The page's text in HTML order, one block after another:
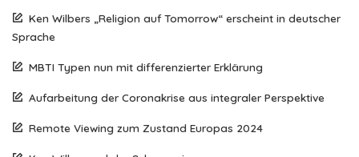
Ken Wilbers „Religion auf Tomorrow“ erscheint in deutscher
Sprache
MBTI Typen nun mit differenzierter Erklärung
Aufarbeitung der Coronakrise aus integraler Perspektive
Remote Viewing zum Zustand Europas 2024